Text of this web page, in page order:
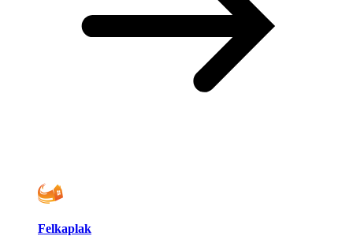
Felkaplak